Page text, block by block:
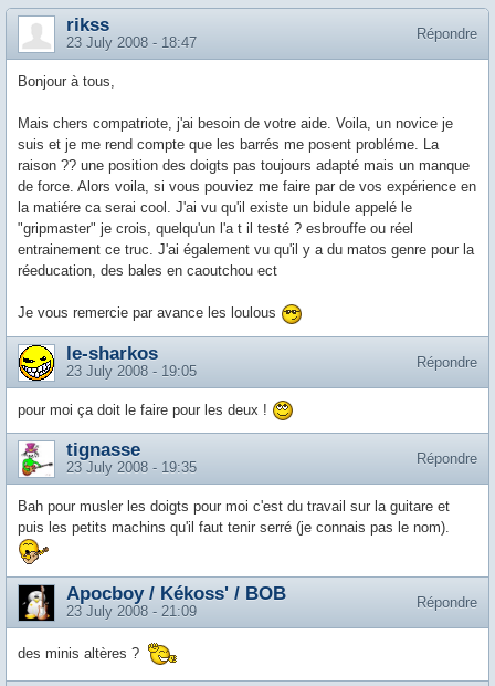
Répondre
rikss
23 July 2008 - 18:47
Bonjour à tous,
Mais chers compatriote, j'ai besoin de votre aide. Voila, un novice je
suis et je me rend compte que les barrés me posent probléme. La
raison ?? une position des doigts pas toujours adapté mais un manque
de force. Alors voila, si vous pouviez me faire par de vos expérience en
la matiére ca serai cool. J'ai vu qu'il existe un bidule appelé le
"gripmaster" je crois, quelqu'un l'a t il testé ? esbrouffe ou réel
entrainement ce truc. J'ai également vu qu'il y a du matos genre pour la
réeducation, des bales en caoutchou ect
Je vous remercie par avance les loulous
Répondre
le-sharkos
23 July 2008 - 19:05
pour moi ça doit le faire pour les deux !
Répondre
tignasse
23 July 2008 - 19:35
Bah pour musler les doigts pour moi c'est du travail sur la guitare et
puis les petits machins qu'il faut tenir serré (je connais pas le nom).
Répondre
Apocboy / Kékoss' / BOB
23 July 2008 - 21:09
des minis altères ?